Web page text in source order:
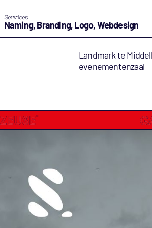
Services
Naming, Branding, Logo, Webdesign
Landmark te
evenementenzaal